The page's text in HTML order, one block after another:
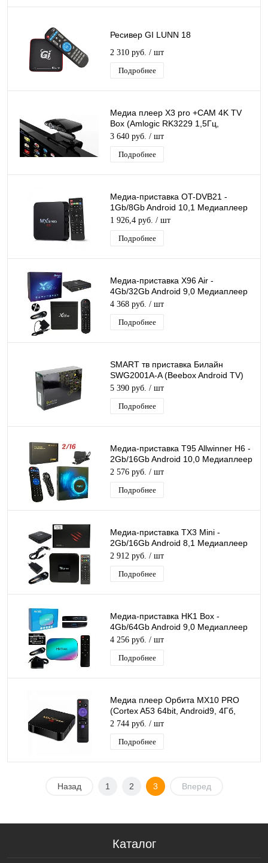
Ресивер GI LUNN 18
2 310 руб. / шт
Подробнее
Медиа плеер X3 pro +CAM 4K TV
Box (Amlogic RK3229 1,5Гц,
Android6.0, 2+8ГБ, Wi-Fi+Bt) с
КАМЕРОЙ HD
3 640 руб. / шт
Подробнее
Медиа-приставка OT-DVB21 -
1Gb/8Gb Android 10,1 Медиаплеер
Smart tv IPTV OTT приставка 4K HD
H.265
1 926,4 руб. / шт
Подробнее
Медиа-приставка X96 Air -
4Gb/32Gb Android 9,0 Медиаплеер
Smart tv IPTV OTT приставка 4K HD
H.265
4 368 руб. / шт
Подробнее
SMART тв приставка Билайн
SWG2001A-A (Beebox Android TV)
IPTV/OTT медиаплеер приёмник
BeeLine
5 390 руб. / шт
Подробнее
Медиа-приставка T95 Allwinner H6 -
2Gb/16Gb Android 10,0 Медиаплеер
Smart tv IPTV приставка 4K H.265
2 576 руб. / шт
Подробнее
Медиа-приставка TX3 Mini -
2Gb/16Gb Android 8,1 Медиаплеер
Smart tv IPTV OTT приставка 4K HD
H.265
2 912 руб. / шт
Подробнее
Медиа-приставка HK1 Box -
4Gb/64Gb Android 9,0 Медиаплеер
Smart tv IPTV OTT приставка 4K HD
H.265
4 256 руб. / шт
Подробнее
Медиа плеер Орбита MX10 PRO
(Cortex A53 64bit, Android9, 4Гб,
Flash 32ГБ, Wi-Fi)/30
2 744 руб. / шт
Подробнее
Назад 1 2 3 Вперед
Каталог